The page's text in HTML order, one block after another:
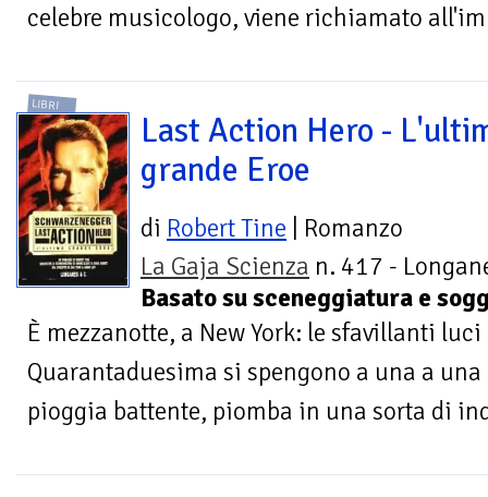
celebre musicologo, viene richiamato
LIBRI
Last Action Hero -
grande Eroe
di Robert Tine | Romanzo
La Gaja Scienza n. 417 -
Basato su sceneggiatura e
È mezzanotte, a New York: le sfavillanti
Quarantaduesima si spengono a una a
pioggia battente, piomba in una sorta di